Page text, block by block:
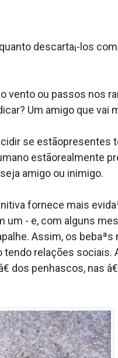
descarta¡-los
ou passos nos
Um amigo que vai
se estãopresentes
estãorealmente
amigo ou inimigo.
fornece mais
- e, com alguns
Assim, os
relações sociais.
dos penhascos, nas